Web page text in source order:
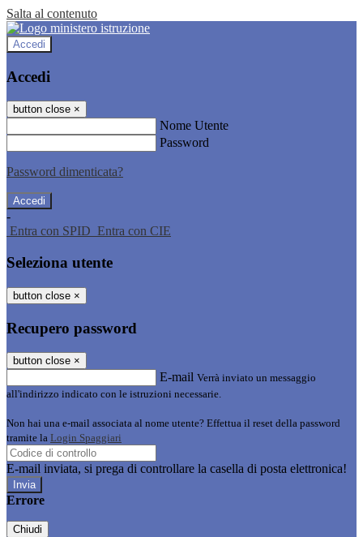
Salta al contenuto
Accedi
Accedi
button close ×
Nome Utente
Password
Password dimenticata?
-
Entra con SPID Entra con CIE
Seleziona utente
button close ×
Recupero password
button close ×
E-mail Verrà inviato un messaggio
all'indirizzo indicato con le istruzioni necessarie.
Non hai una e-mail associata al nome utente? Effettua il reset della password
tramite la Login Spaggiari
E-mail inviata, si prega di controllare la casella di posta elettronica!
Errore
Chiudi